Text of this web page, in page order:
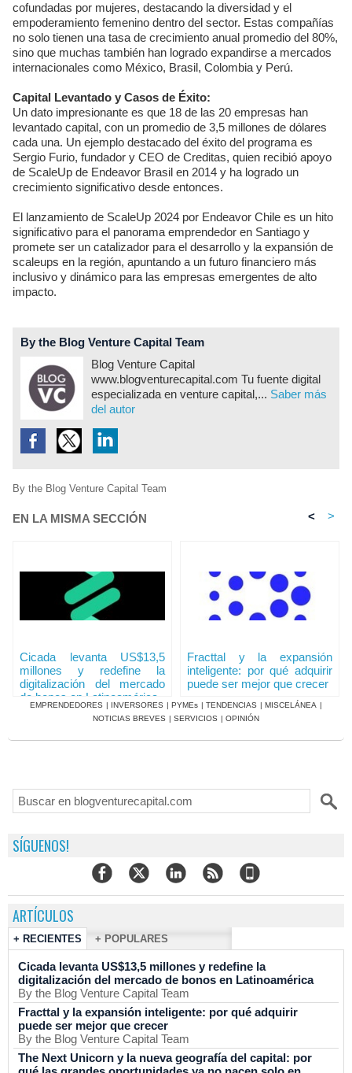
cofundadas por mujeres, destacando la diversidad y el
empoderamiento femenino dentro del sector. Estas compañías
no solo tienen una tasa de crecimiento anual promedio del 80%,
sino que muchas también han logrado expandirse a mercados
internacionales como México, Brasil, Colombia y Perú.
Capital Levantado y Casos de Éxito:
Un dato impresionante es que 18 de las 20 empresas han
levantado capital, con un promedio de 3,5 millones de dólares
cada una. Un ejemplo destacado del éxito del programa es
Sergio Furio, fundador y CEO de Creditas, quien recibió apoyo
de ScaleUp de Endeavor Brasil en 2014 y ha logrado un
crecimiento significativo desde entonces.
El lanzamiento de ScaleUp 2024 por Endeavor Chile es un hito
significativo para el panorama emprendedor en Santiago y
promete ser un catalizador para el desarrollo y la expansión de
scaleups en la región, apuntando a un futuro financiero más
inclusivo y dinámico para las empresas emergentes de alto
impacto.
By the Blog Venture Capital Team
Blog Venture Capital
www.blogventurecapital.com Tu fuente digital
especializada en venture capital,... Saber más
del autor
By the Blog Venture Capital Team
EN LA MISMA SECCIÓN < >
Cicada levanta US$13,5
millones y redefine la
digitalización del mercado
de bonos en Latinoamérica
Fracttal y la expansión
inteligente: por qué adquirir
puede ser mejor que crecer
EMPRENDEDORES | INVERSORES | PYMEs | TENDENCIAS | MISCELÁNEA |
NOTICIAS BREVES | SERVICIOS | OPINIÓN
SÍGUENOS!
ARTÍCULOS
+ RECIENTES + POPULARES
Cicada levanta US$13,5 millones y redefine la
digitalización del mercado de bonos en Latinoamérica
By the Blog Venture Capital Team
Fracttal y la expansión inteligente: por qué adquirir
puede ser mejor que crecer
By the Blog Venture Capital Team
The Next Unicorn y la nueva geografía del capital: por